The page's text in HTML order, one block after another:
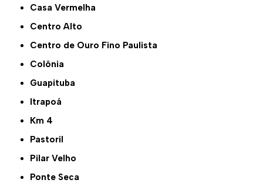
Casa Vermelha
Centro Alto
Centro de Ouro Fino Paulista
Colônia
Guapituba
Itrapoá
Km 4
Pastoril
Pilar Velho
Ponte Seca